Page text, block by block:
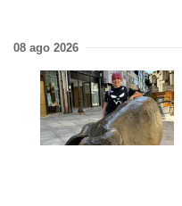
08 ago 2026